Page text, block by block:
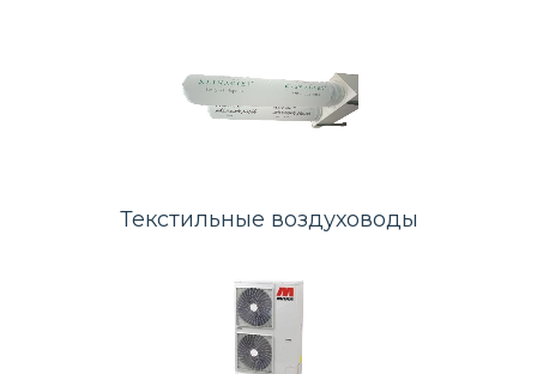
Текстильные воздуховоды